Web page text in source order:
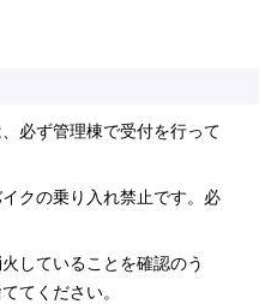
必ず管理棟で受付を行って
クの乗り入れ禁止です。必
していることを確認のう
てください。